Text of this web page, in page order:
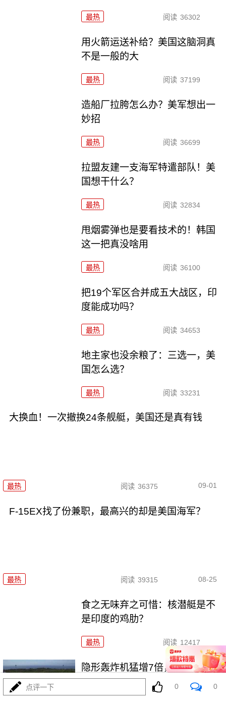
最热 阅读 36302
用火箭运送补给？美国这脑洞真
不是一般的大
最热 阅读 37199
造船厂拉胯怎么办？美军想出一
妙招
最热 阅读 36699
拉盟友建一支海军特遣部队！美
国想干什么？
最热 阅读 32834
甩烟雾弹也是要看技术的！韩国
这一把真没啥用
最热 阅读 36100
把19个军区合并成五大战区，印
度能成功吗？
最热 阅读 34653
地主家也没余粮了：三选一，美
国怎么选？
最热 阅读 33231
大换血！一次撤换24条舰艇，美国还是真有钱
最热 阅读 36375 09-01
F-15EX找了份兼职，最高兴的却是美国海军？
最热 阅读 39315 08-25
食之无味弃之可惜：核潜艇是不
是印度的鸡肋？
最热 阅读 12417
隐形轰炸机猛增7倍，要乐疯了
点评一下 0 0